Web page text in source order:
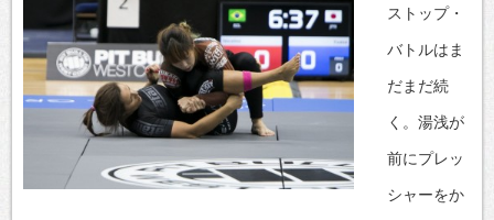
ストップ・
バトルはま
だまだ続
く。湯浅が
前にプレッ
シャーをか